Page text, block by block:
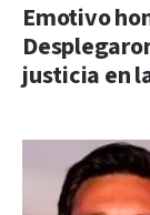
Emotivo
justicia en